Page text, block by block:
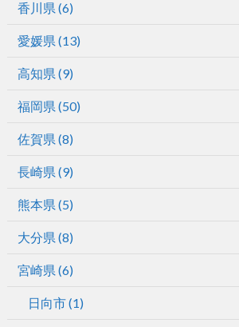
香川県 (6)
愛媛県 (13)
高知県 (9)
福岡県 (50)
佐賀県 (8)
長崎県 (9)
熊本県 (5)
大分県 (8)
宮崎県 (6)
日向市(1)